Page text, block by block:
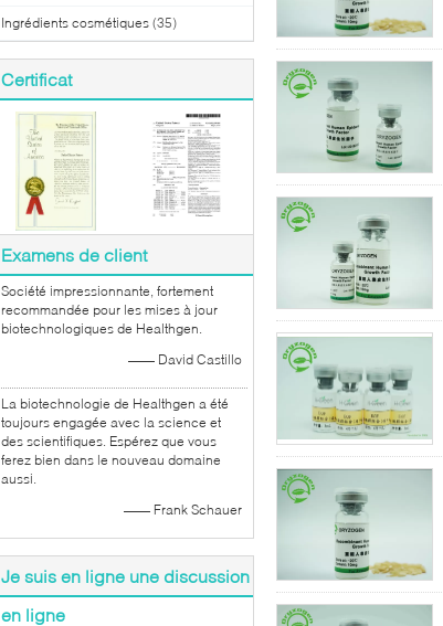
Ingrédients cosmétiques (35)
Certificat
Examens de client
Société impressionnante, fortement
recommandée pour les mises à jour
biotechnologiques de Healthgen.
—— David Castillo
La biotechnologie de Healthgen a été
toujours engagée avec la science et
des scientifiques. Espérez que vous
ferez bien dans le nouveau domaine
aussi.
—— Frank Schauer
Je suis en ligne une discussion
en ligne